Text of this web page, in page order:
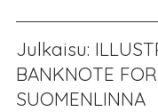
Julkaisu:
BANKNOTE
SUOMENLINNA